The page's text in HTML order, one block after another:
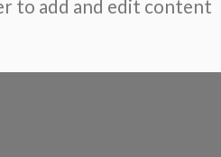
to add and edit content